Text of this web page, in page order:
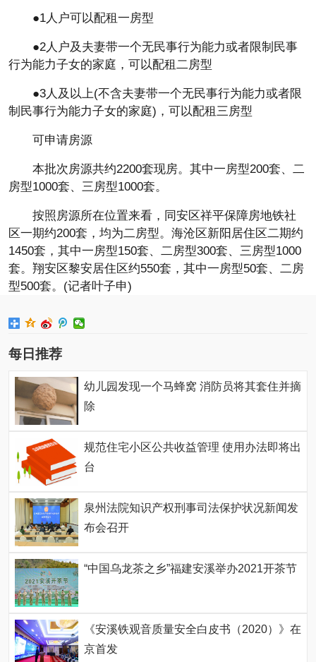
●1人户可以配租一房型
●2人户及夫妻带一个无民事行为能力或者限制民事
行为能力子女的家庭，可以配租二房型
●3人及以上(不含夫妻带一个无民事行为能力或者限
制民事行为能力子女的家庭)，可以配租三房型
可申请房源
本批次房源共约2200套现房。其中一房型200套、二
房型1000套、三房型1000套。
按照房源所在位置来看，同安区祥平保障房地铁社
区一期约200套，均为二房型。海沧区新阳居住区二期约
1450套，其中一房型150套、二房型300套、三房型1000
套。翔安区黎安居住区约550套，其中一房型50套、二房
型500套。(记者叶子申)
每日推荐
幼儿园发现一个马蜂窝 消防员将其套住并摘
除
规范住宅小区公共收益管理 使用办法即将出
台
泉州法院知识产权刑事司法保护状况新闻发
布会召开
“中国乌龙茶之乡”福建安溪举办2021开茶节
《安溪铁观音质量安全白皮书（2020）》在
京首发